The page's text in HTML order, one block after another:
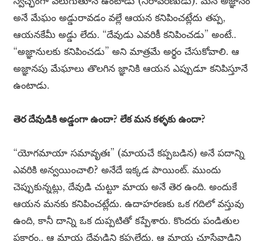
అనే మేఘం అడ్డురావడం వల్లే ఆయన కనిపించట్లేదు తప్ప,
ఆయనకేమీ అడ్డు లేదు. “దేవుడు ఎవరికీ కనిపించడు” అంటే..
“అజ్ఞానులకు కనిపించడు” అని మాత్రమే అర్థం చేసుకోవాలి. ఆ
అజ్ఞానపు మేఘాలు తొలగిన జ్ఞానికి ఆయన ఎప్పుడూ కనిపిస్తూనే
ఉంటాడు.
తెర దేవుడికి అడ్డంగా ఉందా? లేక మన కళ్ళకు ఉందా?
“యోగమాయా సమావృతః” (మాయచే కప్పబడిన) అనే పదాన్ని
ఎవరికి అన్వయించాలి? అనేదే ఇక్కడ పాయింట్. ముందు
చెప్పుకున్నట్లు, దేవుడి చుట్టూ మాయ అనే తెర ఉంది. అందుకే
ఆయన మనకు కనిపించట్లేదు. ఉదాహరణకు ఒక గదిలో వస్తువు
ఉంది, కానీ దాన్ని ఒక దుప్పటితో కప్పేశారు. కొందరు పండితుల
ప్రకారం.. ఆ మాయ దేవుడిని కప్పలేదు. ఆ మాయ చూసేవాడిని